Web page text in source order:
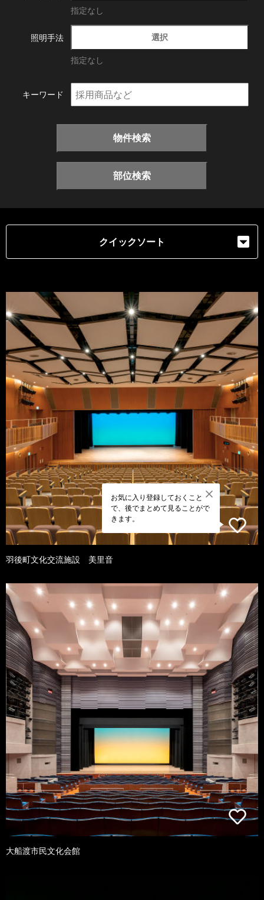
指定なし
照明手法 選択
指定なし
キーワード
物件検索
部位検索
クイックソート
お気に入り登録しておくこと
で、後でまとめて見ることがで
きます。
羽後町文化交流施設 美里音
大船渡市民文化会館